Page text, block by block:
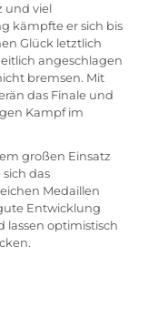
und viel
kämpfte er sich bis
Glück letztlich
angeschlagen
bremsen. Mit
das Finale und
Kampf im
großen Einsatz
das
Medaillen
Entwicklung
lassen optimistisch